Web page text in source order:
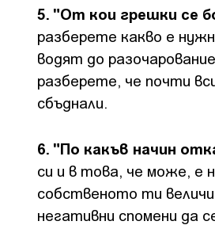
5. "От кои грешки се
разберете какво е
водят до
разберете, че почти
сбъднали.
6. "По какъв начин
си и в това, че може, е
собственото ти
негативни спомени да